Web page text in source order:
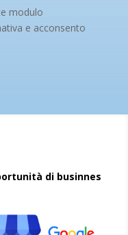
modulo
e acconsento
di businnes